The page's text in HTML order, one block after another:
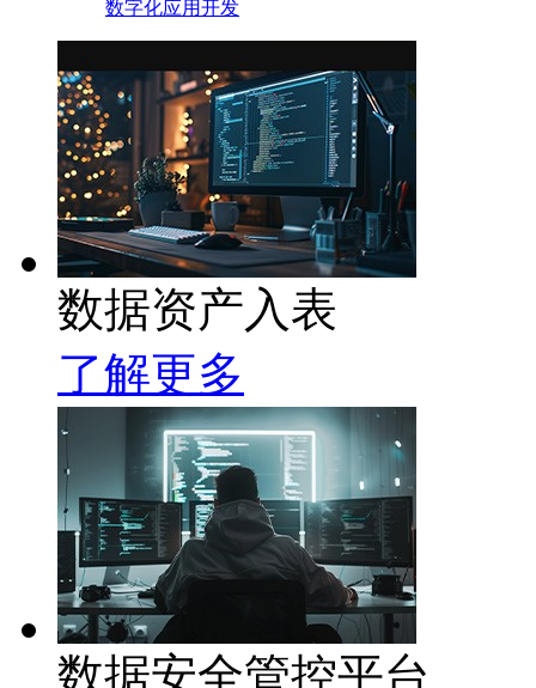
数字化应用开发
数据资产入表
了解更多
数据安全管控平台